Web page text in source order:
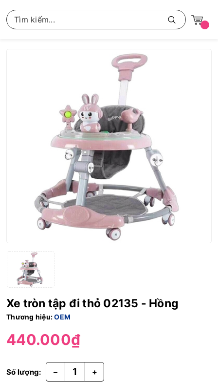
Xe tròn tập đi thỏ 02135 - Hồng
Thương hiệu:OEM
440.000₫
Số lượng: – +